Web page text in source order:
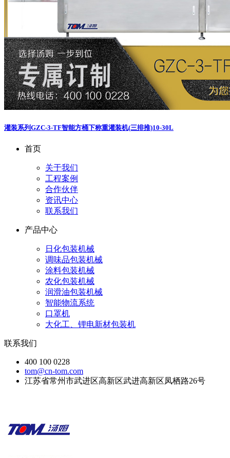
灌装系列 GZC-3-TF智能方桶下称重灌装机(三排推)10-30L
首页
关于我们
工程案例
合作伙伴
资讯中心
联系我们
产品中心
日化包装机械
调味品包装机械
涂料包装机械
农化包装机械
润滑油包装机械
智能物流系统
口罩机
大化工、锂电新材包装机
联系我们
400 100 0228
tom@cn-tom.com
江苏省常州市武进区高新区武进高新区凤栖路26号